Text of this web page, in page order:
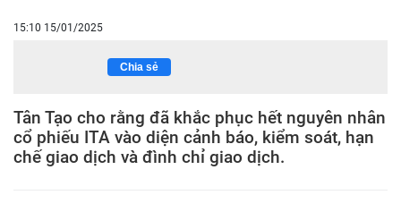
15:10 15/01/2025
Chia sẻ
Tân Tạo cho rằng đã khắc phục hết nguyên nhân
cổ phiếu ITA vào diện cảnh báo, kiểm soát, hạn
chế giao dịch và đình chỉ giao dịch.